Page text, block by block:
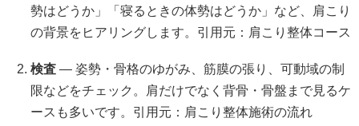
勢はどうか」「寝るときの体勢はどうか」など、肩こり
の背景をヒアリングします。引用元： 肩こり整体コース
検査 — 姿勢・骨格のゆがみ、筋膜の張り、可動域の制
限などをチェック。肩だけでなく背骨・骨盤まで見るケ
ースも多いです。引用元： 肩こり整体施術の流れ